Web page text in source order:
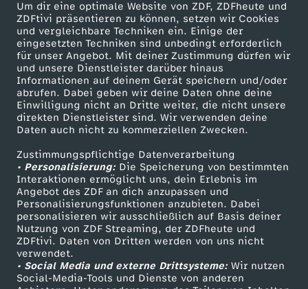
Um dir eine optimale Website von ZDF, ZDFheute und
ZDFtivi präsentieren zu können, setzen wir Cookies
und vergleichbare Techniken ein. Einige der
eingesetzten Techniken sind unbedingt erforderlich
für unser Angebot. Mit deiner Zustimmung dürfen wir
und unsere Dienstleister darüber hinaus
Informationen auf deinem Gerät speichern und/oder
abrufen. Dabei geben wir deine Daten ohne deine
Einwilligung nicht an Dritte weiter, die nicht unsere
direkten Dienstleister sind. Wir verwenden deine
Daten auch nicht zu kommerziellen Zwecken.
Zustimmungspflichtige Datenverarbeitung
• Personalisierung:Die Speicherung von bestimmten
Interaktionen ermöglicht uns, dein Erlebnis im
Angebot des ZDF an dich anzupassen und
Personalisierungsfunktionen anzubieten. Dabei
personalisieren wir ausschließlich auf Basis deiner
Nutzung von ZDF Streaming, der ZDFheute und
ZDFtivi. Daten von Dritten werden von uns nicht
verwendet.
• Social Media und externe Drittsysteme:Wir nutzen
Social-Media-Tools und Dienste von anderen
I
R
A
L
S
K
I
N
D
Mehr ZDF
ZDF-Apps
Smart TV
ZDFtext
Livestreams
Sendungen A-Z
TV-Programm
Service
ZDFmitreden
Kontakt zum ZDF
Tickets
Zuschauerservice
Hilfe
ZDF Unternehmen